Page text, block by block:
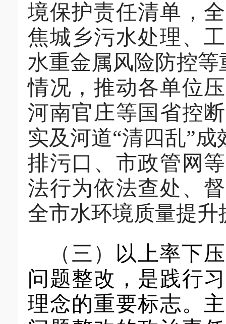
境保护责任清单，
焦城乡污水处理、
水重金属风险防控等
情况，推动各单位
河南官庄等国省控
实及河道“清四乱”成
排污口、市政管网
法行为依法查处 、
全市水环境质量提
（三） 以上率下
问题整改，是践行
理念的重要标志。